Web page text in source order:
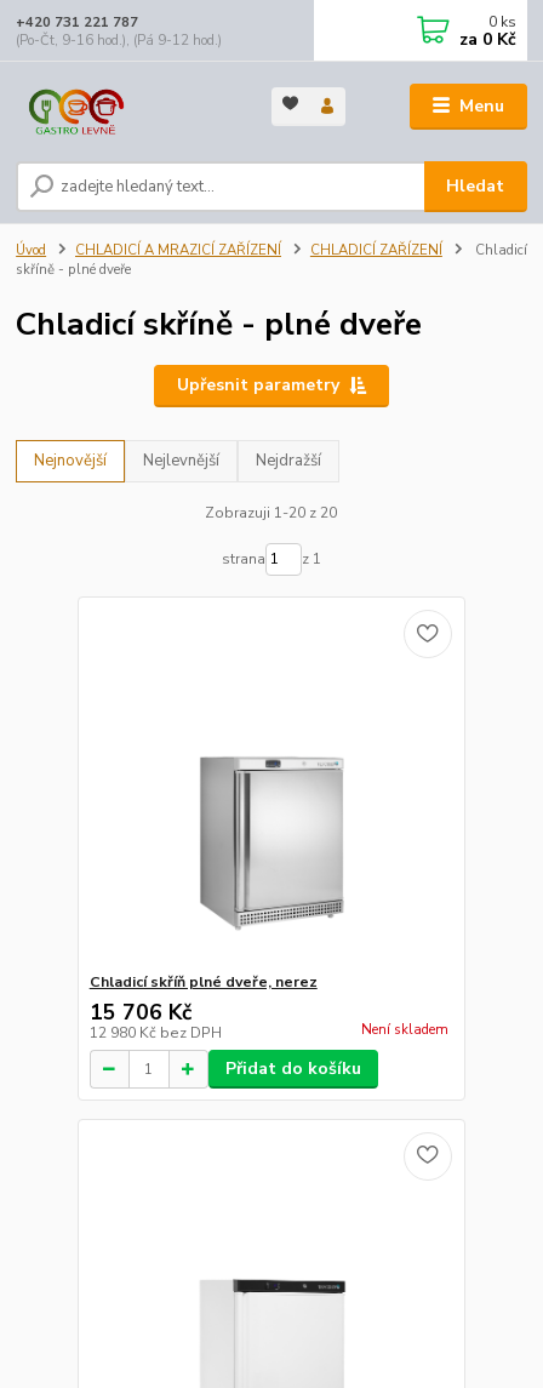
Menu
Hledat
+420 731 221 787
(Po-Čt, 9-16 hod.), (Pá 9-12 hod.)
0 ks
za 0 Kč
Úvod CHLADICÍ A MRAZICÍ ZAŘÍZENÍ CHLADICÍ ZAŘÍZENÍ
Chladicí
skříně - plné dveře
Chladicí skříně - plné dveře
Upřesnit parametry
Nejnovější Nejlevnější Nejdražší
Zobrazuji 1-20 z 20
strana z 1
Chladicí skříň plné dveře, nerez
15 706 Kč
12 980 Kč bez DPH Není skladem
Přidat do košíku